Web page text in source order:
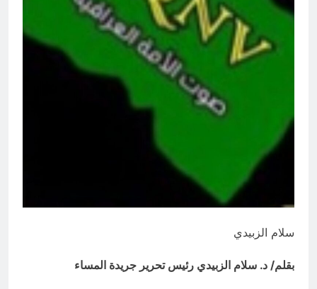
هندسة ردع جديدة في الشرق الأوسط ؟
14 ساعة Ago
خطب صلاة الجمعة (ح 26) (مفهوم
أسماء الله الحسنى)
سلام الزبيدي
بقلم/ د. سلام الزبيدي رئيس تحرير جريدة المساء